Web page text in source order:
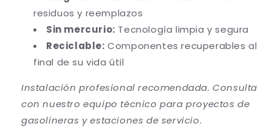
residuos y reemplazos
Sin mercurio: Tecnología limpia y segura
Reciclable: Componentes recuperables al
final de su vida útil
Instalación profesional recomendada. Consulta
con nuestro equipo técnico para proyectos de
gasolineras y estaciones de servicio.